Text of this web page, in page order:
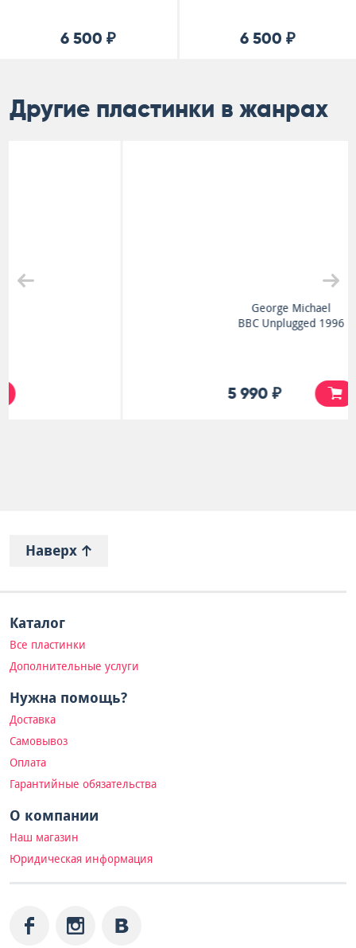
6 500 ₽ 6 500 ₽
Другие пластинки в жанрах
Наверх
Каталог
Все пластинки
Дополнительные услуги
Нужна помощь?
Доставка
Самовывоз
Оплата
Гарантийные обязательства
О компании
Наш магазин
Юридическая информация